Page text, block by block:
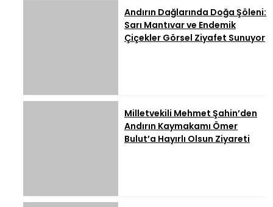
Andırın Dağlarında Doğa Şöleni:
Sarı Mantıvar ve Endemik
Çiçekler Görsel Ziyafet Sunuyor
Milletvekili Mehmet Şahin’den
Andırın Kaymakamı Ömer
Bulut’a Hayırlı Olsun Ziyareti